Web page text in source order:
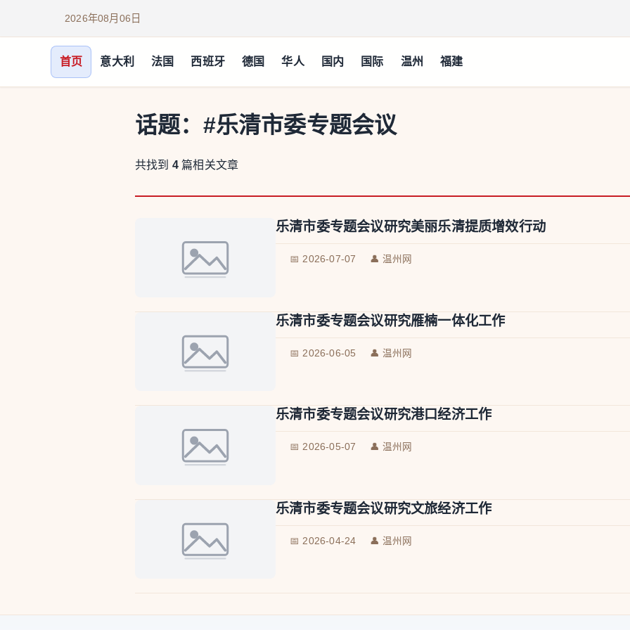
2026年08月06日
首页 意大利 法国 西班牙 德国 华人 国内 国际 温州 福建
话题： #乐清市委专题会议
共找到 4 篇相关文章
乐清市委专题会议研究美丽乐清提质增效行动
📅 2026-07-07 👤 温州网
乐清市委专题会议研究雁楠一体化工作
📅 2026-06-05 👤 温州网
乐清市委专题会议研究港口经济工作
📅 2026-05-07 👤 温州网
乐清市委专题会议研究文旅经济工作
📅 2026-04-24 👤 温州网